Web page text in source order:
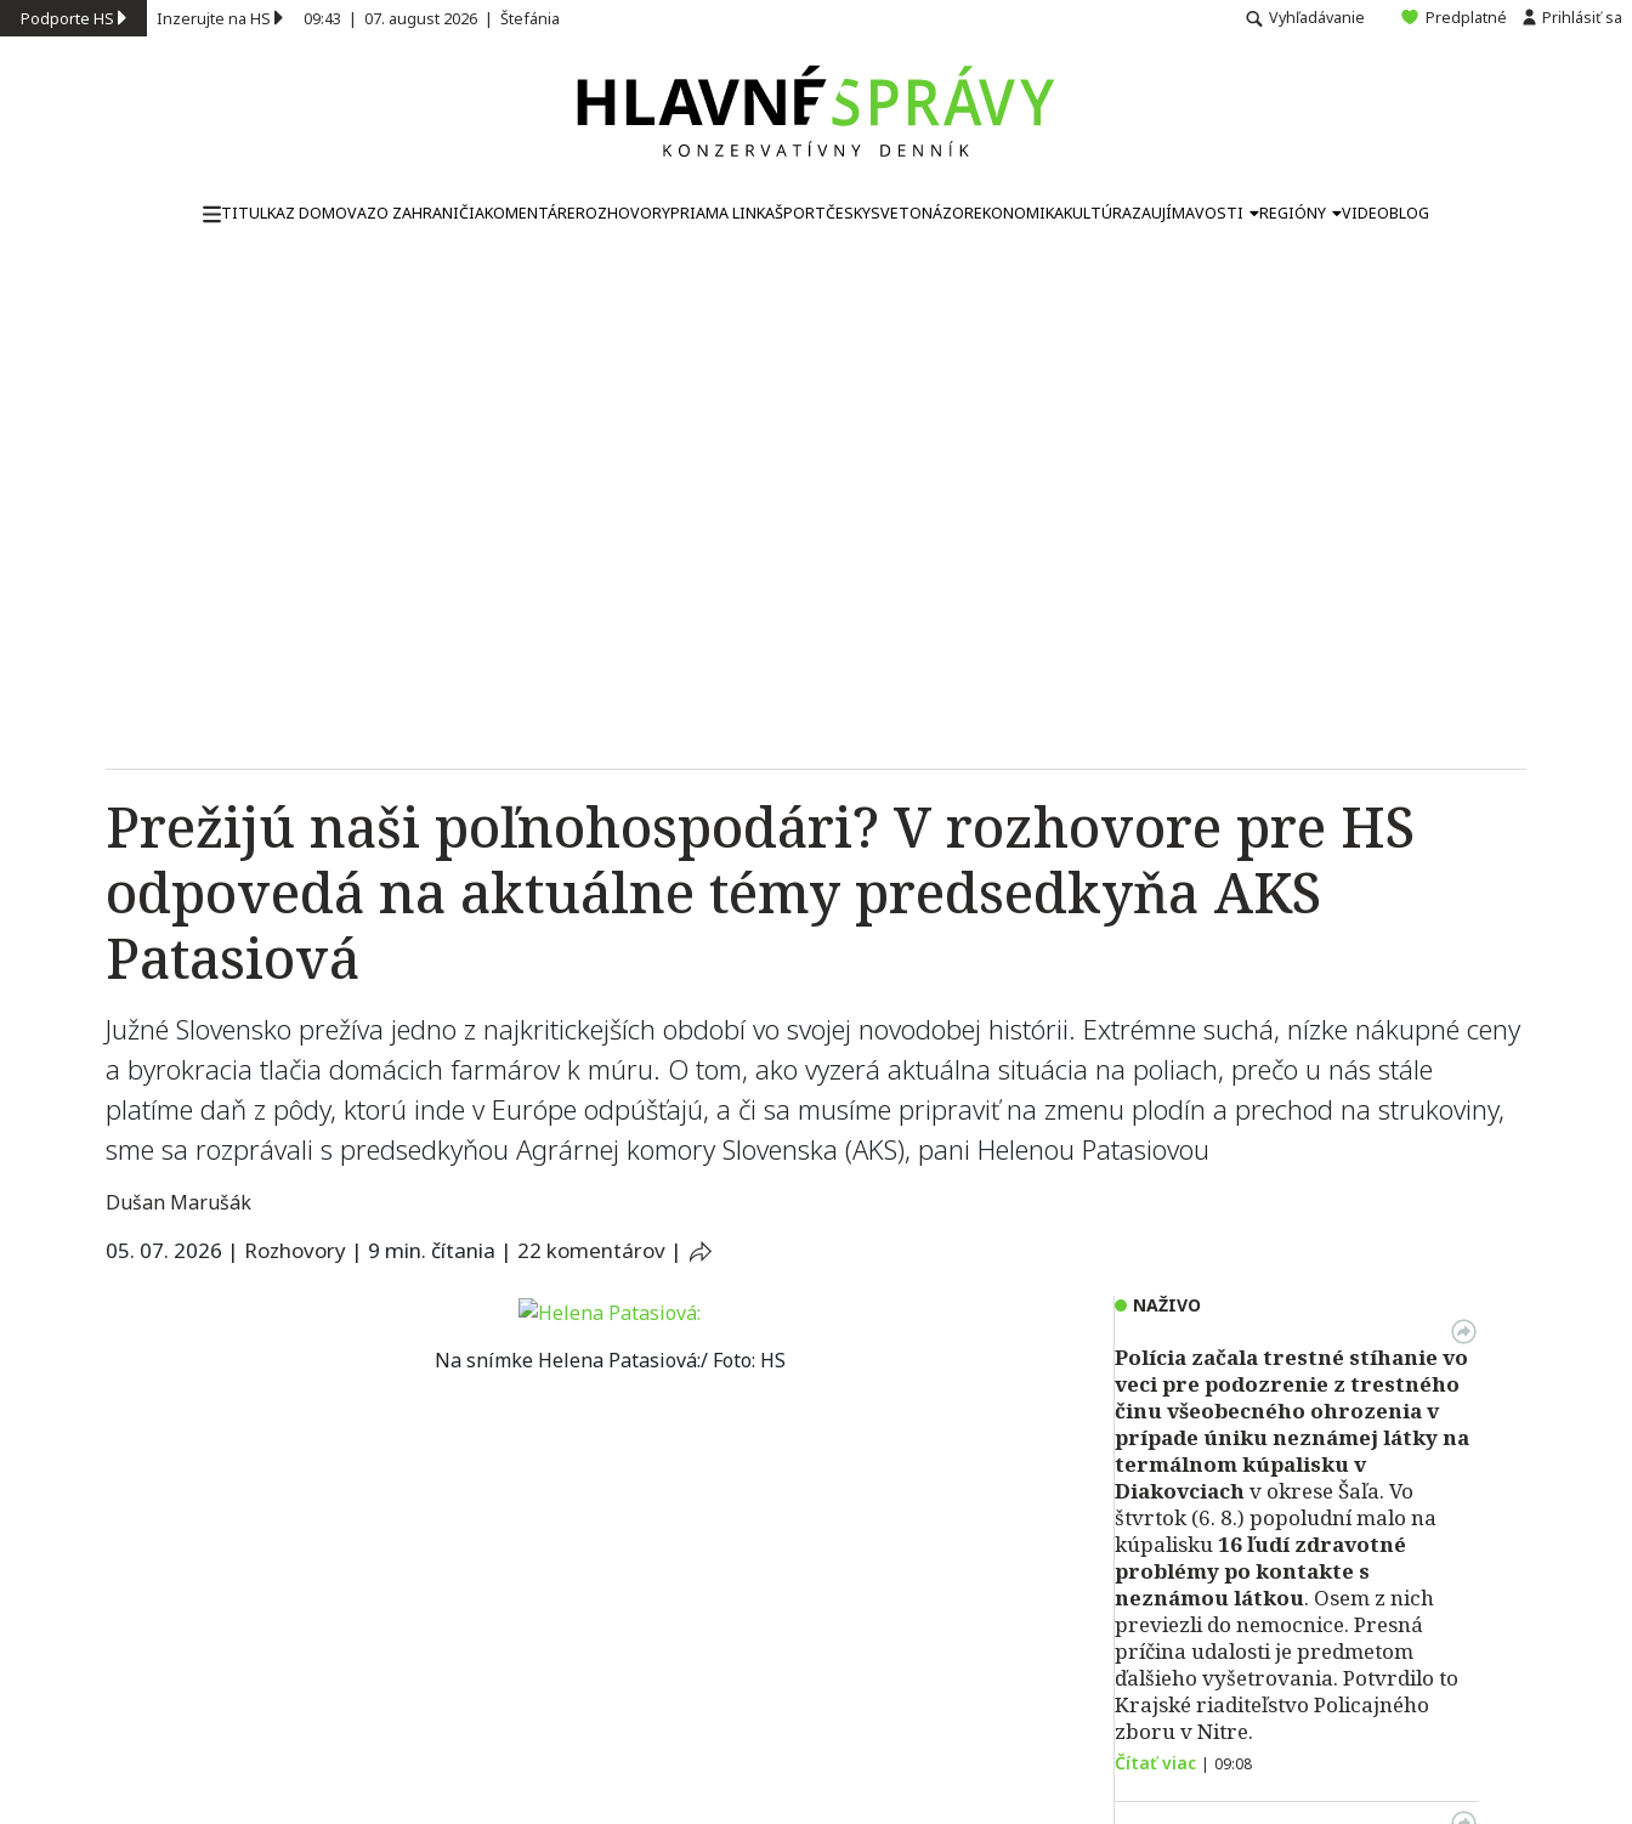
Podporte HS Inzerujte na HS 09:43 | 07. august 2026 | Štefánia Vyhľadávanie Predplatné Prihlásiť sa
TITULKAZ DOMOVAZO ZAHRANIČIAKOMENTÁREROZHOVORYPRIAMA LINKAŠPORTČESKYSVETONÁZOREKONOMIKAKULTÚRAZAUJÍMAVOSTI REGIÓNY VIDEOBLOG
Prežijú naši poľnohospodári? V rozhovore pre HS
odpovedá na aktuálne témy predsedkyňa AKS
Patasiová
Južné Slovensko prežíva jedno z najkritickejších období vo svojej novodobej histórii. Extrémne suchá, nízke nákupné ceny
a byrokracia tlačia domácich farmárov k múru. O tom, ako vyzerá aktuálna situácia na poliach, prečo u nás stále
platíme daň z pôdy, ktorú inde v Európe odpúšťajú, a či sa musíme pripraviť na zmenu plodín a prechod na strukoviny,
sme sa rozprávali s predsedkyňou Agrárnej komory Slovenska (AKS), pani Helenou Patasiovou
Dušan Marušák
05. 07. 2026 | Rozhovory | 9 min. čítania | 22 komentárov |
Na snímke Helena Patasiová:/ Foto: HS
NAŽIVO
Polícia začala trestné stíhanie vo
veci pre podozrenie z trestného
činu všeobecného ohrozenia v
prípade úniku neznámej látky na
termálnom kúpalisku v
Diakovciachv okrese Šaľa. Vo
štvrtok (6. 8.) popoludní malo na
kúpalisku 16 ľudí zdravotné
problémy po kontakte s
neznámou látkou. Osem z nich
previezli do nemocnice. Presná
príčina udalosti je predmetom
ďalšieho vyšetrovania. Potvrdilo to
Krajské riaditeľstvo Policajného
zboru v Nitre.
Čítať viac | 09:08